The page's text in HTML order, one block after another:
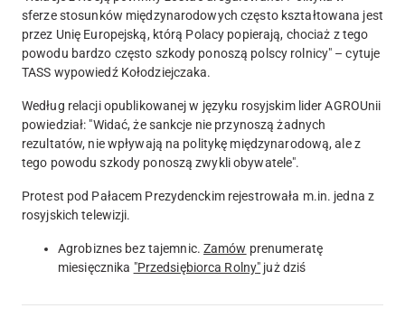
sferze stosunków międzynarodowych często kształtowana jest
przez Unię Europejską, którą Polacy popierają, chociaż z tego
powodu bardzo często szkody ponoszą polscy rolnicy" – cytuje
TASS wypowiedź Kołodziejczaka.
Według relacji opublikowanej w języku rosyjskim lider AGROUnii
powiedział: "Widać, że sankcje nie przynoszą żadnych
rezultatów, nie wpływają na politykę międzynarodową, ale z
tego powodu szkody ponoszą zwykli obywatele".
Protest pod Pałacem Prezydenckim rejestrowała m.in. jedna z
rosyjskich telewizji.
Agrobiznes bez tajemnic. Zamów prenumeratę
miesięcznika "Przedsiębiorca Rolny" już dziś